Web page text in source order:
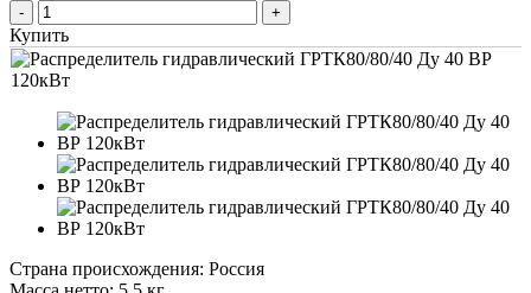
Купить
Страна происхождения: Россия